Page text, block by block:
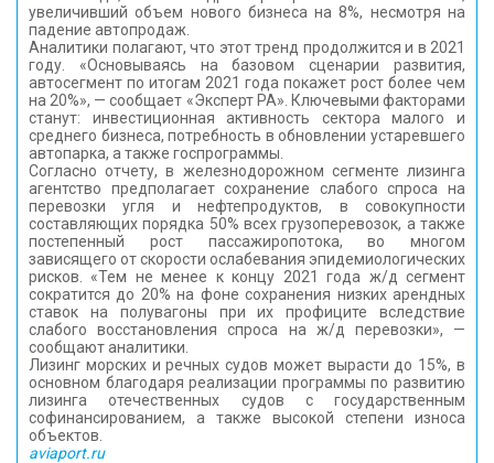
увеличивший объем нового бизнеса на 8%, несмотря на
падение автопродаж.
Аналитики полагают, что этот тренд продолжится и в 2021
году. «Основываясь на базовом сценарии развития,
автосегмент по итогам 2021 года покажет рост более чем
на 20%», — сообщает «Эксперт РА». Ключевыми факторами
станут: инвестиционная активность сектора малого и
среднего бизнеса, потребность в обновлении устаревшего
автопарка, а также госпрограммы.
Согласно отчету, в железнодорожном сегменте лизинга
агентство предполагает сохранение слабого спроса на
перевозки угля и нефтепродуктов, в совокупности
составляющих порядка 50% всех грузоперевозок, а также
постепенный рост пассажиропотока, во многом
зависящего от скорости ослабевания эпидемиологических
рисков. «Тем не менее к концу 2021 года ж/д сегмент
сократится до 20% на фоне сохранения низких арендных
ставок на полувагоны при их профиците вследствие
слабого восстановления спроса на ж/д перевозки», —
сообщают аналитики.
Лизинг морских и речных судов может вырасти до 15%, в
основном благодаря реализации программы по развитию
лизинга отечественных судов с государственным
софинансированием, а также высокой степени износа
объектов.
aviaport.ru